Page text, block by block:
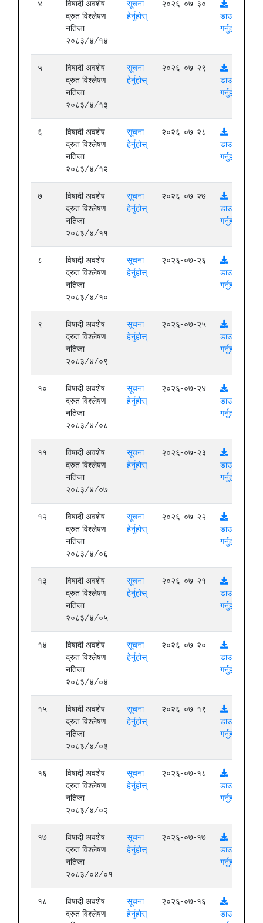
४
विषादी अवशेष
द्रुत विश्लेषण
नतिजा
२०८३/४/१४
सूचना
हेर्नुहोस्
२०२६-०७-३०
डाउनलोड
गर्नुहोस्
५
विषादी अवशेष
द्रुत विश्लेषण
नतिजा
२०८३/४/१३
सूचना
हेर्नुहोस्
२०२६-०७-२९
डाउनलोड
गर्नुहोस्
६
विषादी अवशेष
द्रुत विश्लेषण
नतिजा
२०८३/४/१२
सूचना
हेर्नुहोस्
२०२६-०७-२८
डाउनलोड
गर्नुहोस्
७
विषादी अवशेष
द्रुत विश्लेषण
नतिजा
२०८३/४/११
सूचना
हेर्नुहोस्
२०२६-०७-२७
डाउनलोड
गर्नुहोस्
८
विषादी अवशेष
द्रुत विश्लेषण
नतिजा
२०८३/४/१०
सूचना
हेर्नुहोस्
२०२६-०७-२६
डाउनलोड
गर्नुहोस्
९
विषादी अवशेष
द्रुत विश्लेषण
नतिजा
२०८३/४/०९
सूचना
हेर्नुहोस्
२०२६-०७-२५
डाउनलोड
गर्नुहोस्
१०
विषादी अवशेष
द्रुत विश्लेषण
नतिजा
२०८३/४/०८
सूचना
हेर्नुहोस्
२०२६-०७-२४
डाउनलोड
गर्नुहोस्
११
विषादी अवशेष
द्रुत विश्लेषण
नतिजा
२०८३/४/०७
सूचना
हेर्नुहोस्
२०२६-०७-२३
डाउनलोड
गर्नुहोस्
१२
विषादी अवशेष
द्रुत विश्लेषण
नतिजा
२०८३/४/०६
सूचना
हेर्नुहोस्
२०२६-०७-२२
डाउनलोड
गर्नुहोस्
१३
विषादी अवशेष
द्रुत विश्लेषण
नतिजा
२०८३/४/०५
सूचना
हेर्नुहोस्
२०२६-०७-२१
डाउनलोड
गर्नुहोस्
१४
विषादी अवशेष
द्रुत विश्लेषण
नतिजा
२०८३/४/०४
सूचना
हेर्नुहोस्
२०२६-०७-२०
डाउनलोड
गर्नुहोस्
१५
विषादी अवशेष
द्रुत विश्लेषण
नतिजा
२०८३/४/०३
सूचना
हेर्नुहोस्
२०२६-०७-१९
डाउनलोड
गर्नुहोस्
१६
विषादी अवशेष
द्रुत विश्लेषण
नतिजा
२०८३/४/०२
सूचना
हेर्नुहोस्
२०२६-०७-१८
डाउनलोड
गर्नुहोस्
१७
विषादी अवशेष
द्रुत विश्लेषण
नतिजा
२०८३/०४/०१
सूचना
हेर्नुहोस्
२०२६-०७-१७
डाउनलोड
गर्नुहोस्
१८
विषादी अवशेष
द्रुत विश्लेषण
सूचना
हेर्नुहोस्
२०२६-०७-१६
डाउनलोड